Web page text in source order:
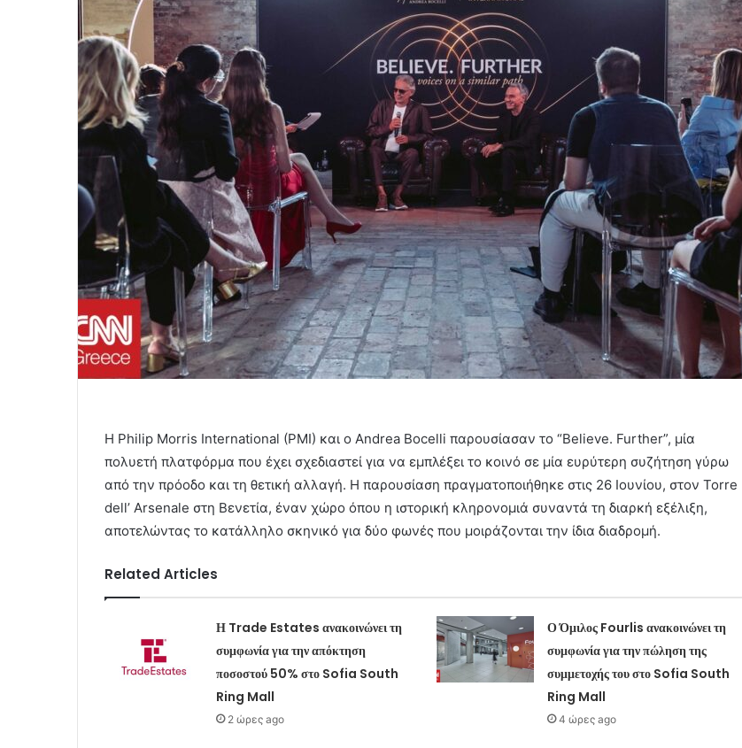
Η Philip Morris International (PMI) και ο Andrea Bocelli παρουσίασαν το “Believe. Further”, μία
πολυετή πλατφόρμα που έχει σχεδιαστεί για να εμπλέξει το κοινό σε μία ευρύτερη συζήτηση γύρω
από την πρόοδο και τη θετική αλλαγή. Η παρουσίαση πραγματοποιήθηκε στις 26 Ιουνίου, στον Torre
dell’ Arsenale στη Βενετία, έναν χώρο όπου η ιστορική κληρονομιά συναντά τη διαρκή εξέλιξη,
αποτελώντας το κατάλληλο σκηνικό για δύο φωνές που μοιράζονται την ίδια διαδρομή.
Related Articles
Η Trade Estates ανακοινώνει τη
συμφωνία για την απόκτηση
ποσοστού 50% στο Sofia South
Ring Mall
2 ώρες ago
Ο Όμιλος Fourlis ανακοινώνει τη
συμφωνία για την πώληση της
συμμετοχής του στο Sofia South
Ring Mall
4 ώρες ago